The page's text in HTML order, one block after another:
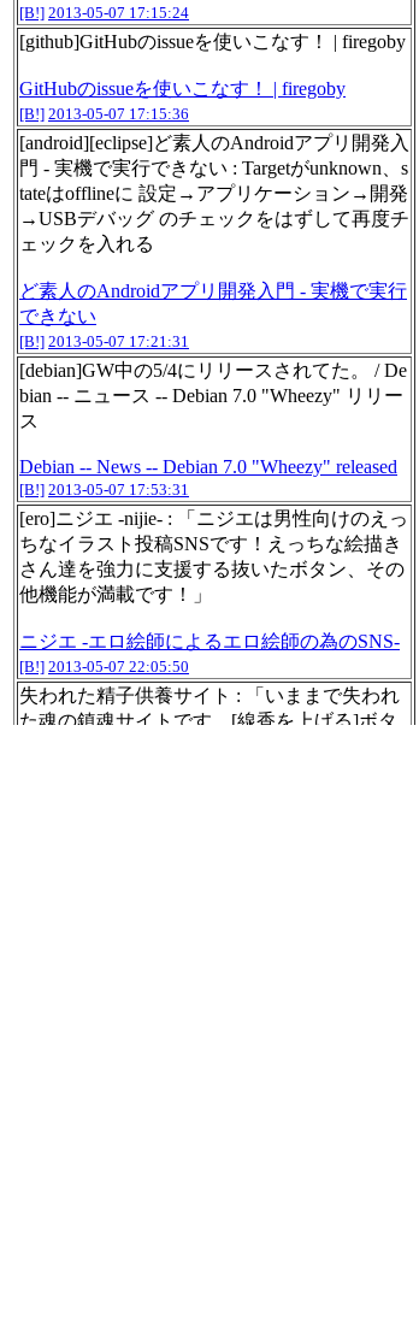
[B!] 2013-05-07 17:15:24
[github]GitHubのissueを使いこなす！ | firegoby
GitHubのissueを使いこなす！ | firegoby
[B!] 2013-05-07 17:15:36
[android][eclipse]ど素人のAndroidアプリ開発入
門 - 実機で実行できない : Targetがunknown、s
tateはofflineに 設定→アプリケーション→開発
→USBデバッグ のチェックをはずして再度チ
ェックを入れる
ど素人のAndroidアプリ開発入門 - 実機で実行
できない
[B!] 2013-05-07 17:21:31
[debian]GW中の5/4にリリースされてた。 / De
bian -- ニュース -- Debian 7.0 "Wheezy" リリー
ス
Debian -- News -- Debian 7.0 "Wheezy" released
[B!] 2013-05-07 17:53:31
[ero]ニジエ -nijie- : 「ニジエは男性向けのえっ
ちなイラスト投稿SNSです！えっちな絵描き
さん達を強力に支援する抜いたボタン、その
他機能が満載です！」
ニジエ -エロ絵師によるエロ絵師の為のSNS-
[B!] 2013-05-07 22:05:50
失われた精子供養サイト : 「いままで失われ
た魂の鎮魂サイトです。[線香を上げる]ボタ